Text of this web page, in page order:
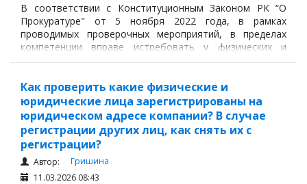
В соответствии с Конституционным Законом РК “О
Прокуратуре" от 5 ноября 2022 года, в рамках
проводимых проверочных мероприятий, в пределах
компетенции вправе истребовать у физических и
юридических лиц предоставления каких-либо
прокуратуры закреплено статьёй 10 Закона РК О
прокуратуре.
Как проверить какие физические и
юридические лица зарегистрированы на
юридическом адресе компании? В случае
регистрации других лиц, как снять их с
регистрации?
Автор:
Гришина
11.03.2026 08:43